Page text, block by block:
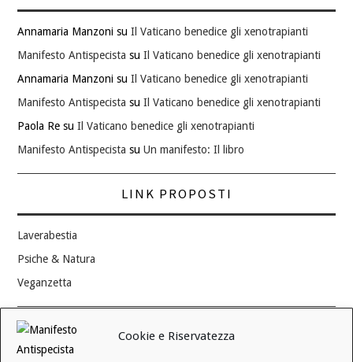
Cookie e Riservatezza
Annamaria Manzoni suIl Vaticano benedice gli xenotrapianti
Manifesto Antispecista suIl Vaticano benedice gli xenotrapianti
Annamaria Manzoni suIl Vaticano benedice gli xenotrapianti
Manifesto Antispecista suIl Vaticano benedice gli xenotrapianti
Paola Re suIl Vaticano benedice gli xenotrapianti
Manifesto Antispecista suUn manifesto: Il libro
LINK PROPOSTI
Laverabestia
Psiche & Natura
Veganzetta
Modifica consenso ai cookie
REVOCA IL TUO CONSENSO